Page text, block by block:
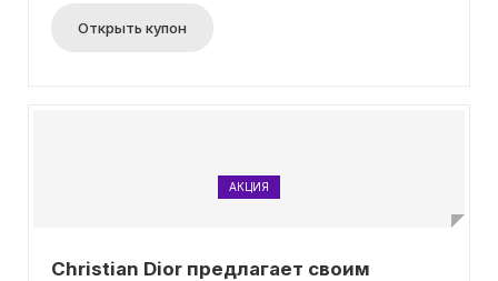
Открыть купон
АКЦИЯ
Christian Dior предлагает своим